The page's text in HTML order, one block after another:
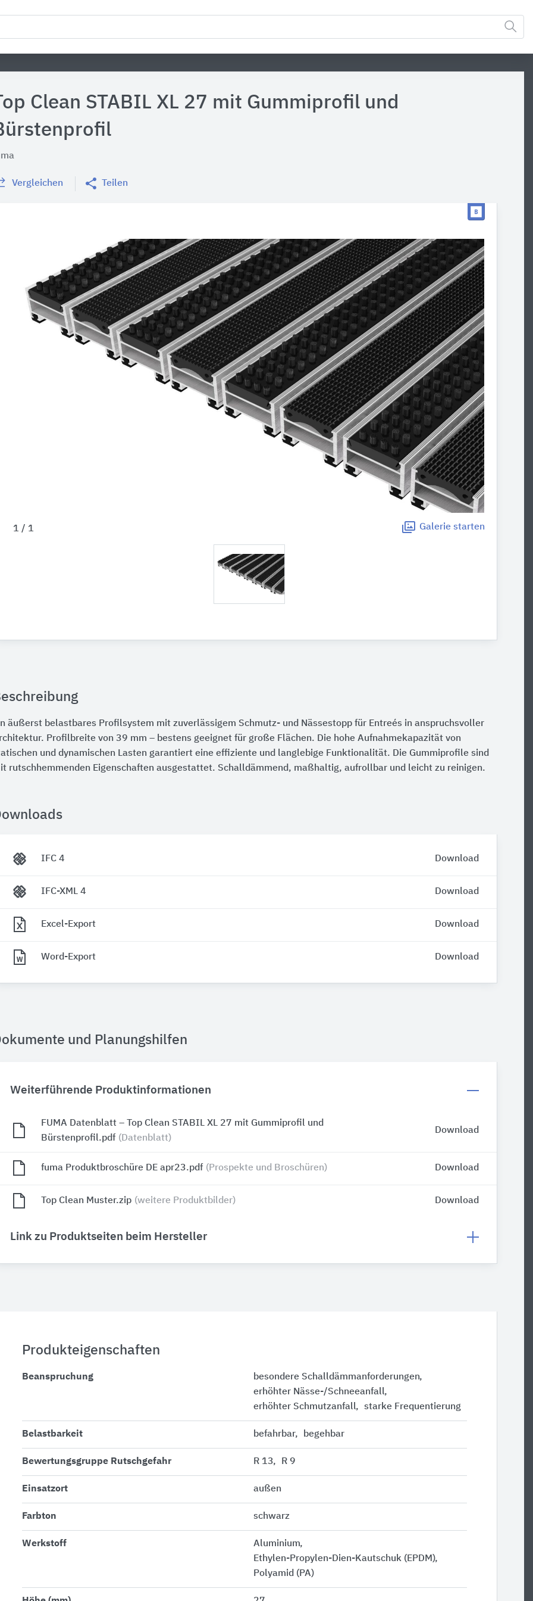
Clean STABIL XL 27 mit Gummiprofil und
Vergleichen Teilen
1 / 1 Galerie starten
äußerst belastbares Profilsystem mit zuverlässigem Schmutz- und Nässestopp für Entreés in anspruchsvoller
Profilbreite von 39 mm – bestens geeignet für große Flächen. Die hohe Aufnahmekapazität von
und dynamischen Lasten garantiert eine effiziente und langlebige Funktionalität. Die Gummiprofile sind
rutschhemmenden Eigenschaften ausgestattet. Schalldämmend, maßhaltig, aufrollbar und leicht zu reinigen.
IFC 4 Download
IFC-XML 4 Download
Excel-Export Download
Word-Export Download
und Planungshilfen
Weiterführende Produktinformationen
FUMA Datenblatt – Top Clean STABIL XL 27 mit Gummiprofil und
Bürstenprofil.pdf (Datenblatt)
Download
fuma Produktbroschüre DE apr23.pdf (Prospekte und Broschüren) Download
Top Clean Muster.zip (weitere Produktbilder) Download
Link zu Produktseiten beim Hersteller
Produkteigenschaften
Beanspruchung
besondere Schalldämmanforderungen
erhöhter Nässe-/Schneeanfall
erhöhter Schmutzanfall
starke Frequentierung
Belastbarkeit befahrbar begehbar
Bewertungsgruppe Rutschgefahr R 13 R 9
Einsatzort außen
Farbton schwarz
Werkstoff
Aluminium
Ethylen-Propylen-Dien-Kautschuk (EPDM)
Polyamid (PA)